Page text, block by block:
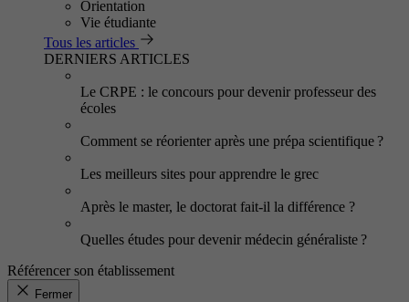
Orientation
Vie étudiante
Tous les articles
DERNIERS ARTICLES
Le CRPE : le concours pour devenir professeur des
écoles
Comment se réorienter après une prépa scientifique ?
Les meilleurs sites pour apprendre le grec
Après le master, le doctorat fait-il la différence ?
Quelles études pour devenir médecin généraliste ?
Référencer son établissement
Fermer